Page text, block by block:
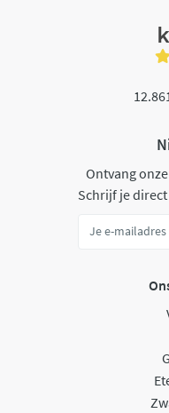
Ontvang
Schrijf je